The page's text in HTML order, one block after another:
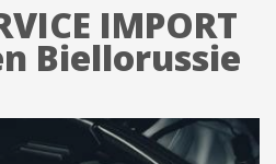
IMPORT
Biellorussie